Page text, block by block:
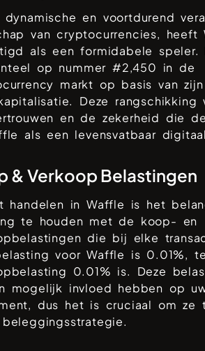
en voortdurend
van cryptocurrencies, heeft
als een formidabele speler.
op nummer #2,450 in de
markt op basis van zijn
Deze rangschikking
en de zekerheid die
als een levensvatbaar
& Verkoop Belastingen
handelen inWaffle is het
te houden met de koop- en
die bij elke
voorWaffle is 0.01%,
0.01% is. Deze
mogelijk invloed hebben op
dus het is cruciaal om ze